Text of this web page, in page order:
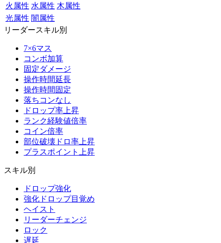
火属性 水属性 木属性
光属性 闇属性
リーダースキル別
7×6マス
コンボ加算
固定ダメージ
操作時間延長
操作時間固定
落ちコンなし
ドロップ率上昇
ランク経験値倍率
コイン倍率
部位破壊ドロ率上昇
プラスポイント上昇
スキル別
ドロップ強化
強化ドロップ目覚め
ヘイスト
リーダーチェンジ
ロック
遅延